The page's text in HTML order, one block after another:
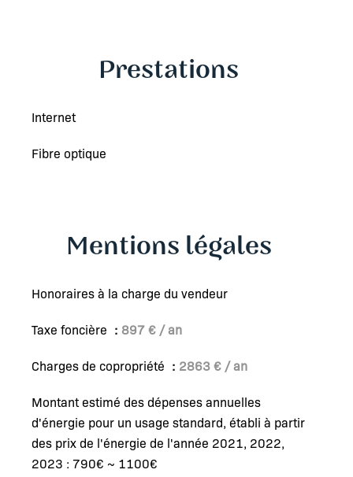
Prestations
Internet
Fibre optique
Mentions légales
Honoraires à la charge du vendeur
Taxe foncière 897 € / an
Charges de copropriété 2863 € / an
Montant estimé des dépenses annuelles
d'énergie pour un usage standard, établi à partir
des prix de l'énergie de l'année 2021, 2022,
2023 : 790€ ~ 1100€